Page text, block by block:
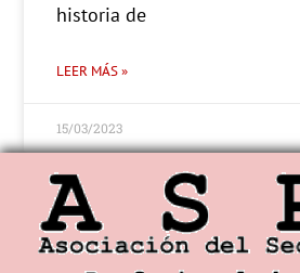
historia de
LEER MÁS »
15/03/2023